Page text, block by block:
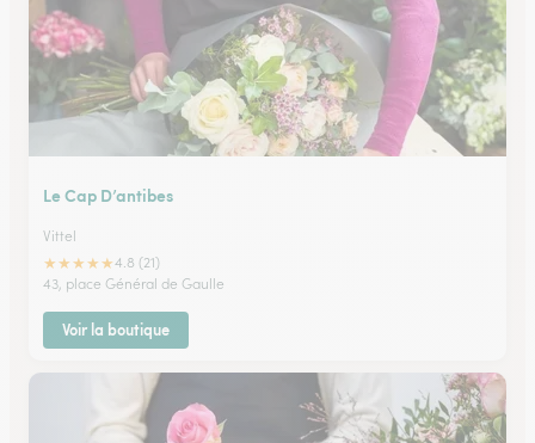
Le Cap D’antibes
Vittel
★★★★★4.8 (21)
43, place Général de Gaulle
Voir la boutique